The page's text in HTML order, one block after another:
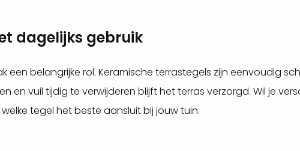
dagelijks gebruik
een belangrijke rol. Keramische terrastegels zijn eenvoudig
en vuil tijdig te verwijderen blijft het terras verzorgd. Wil je
tegel het beste aansluit bij jouw tuin.